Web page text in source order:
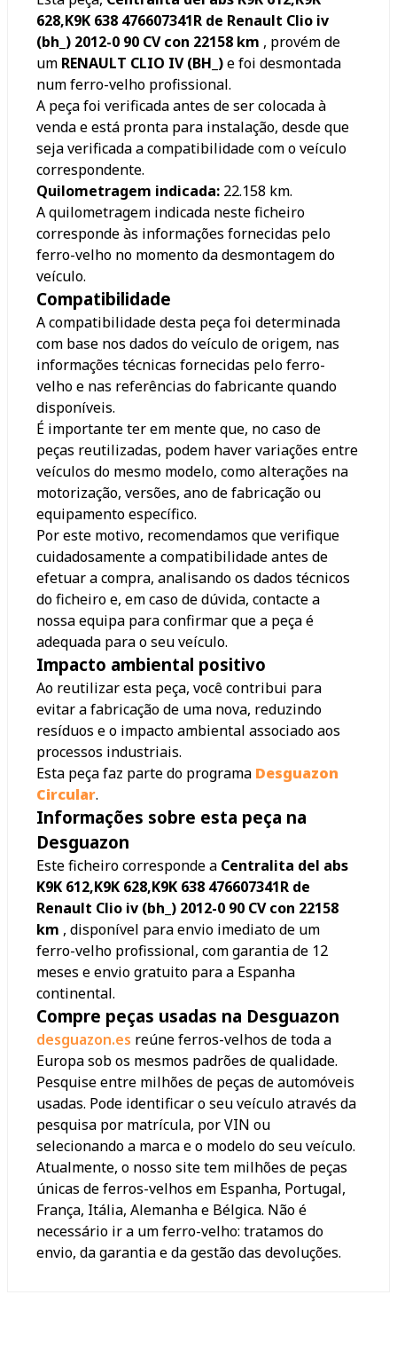
628,K9K 638 476607341R de Renault Clio iv
(bh_) 2012-0 90 CV con 22158 km , provém de
um RENAULT CLIO IV (BH_)e foi desmontada
num ferro-velho profissional.
A peça foi verificada antes de ser colocada à
venda e está pronta para instalação, desde que
seja verificada a compatibilidade com o veículo
correspondente.
Quilometragem indicada: 22.158 km.
A quilometragem indicada neste ficheiro
corresponde às informações fornecidas pelo
ferro-velho no momento da desmontagem do
veículo.
Compatibilidade
A compatibilidade desta peça foi determinada
com base nos dados do veículo de origem, nas
informações técnicas fornecidas pelo ferro-
velho e nas referências do fabricante quando
disponíveis.
É importante ter em mente que, no caso de
peças reutilizadas, podem haver variações entre
veículos do mesmo modelo, como alterações na
motorização, versões, ano de fabricação ou
equipamento específico.
Por este motivo, recomendamos que verifique
cuidadosamente a compatibilidade antes de
efetuar a compra, analisando os dados técnicos
do ficheiro e, em caso de dúvida, contacte a
nossa equipa para confirmar que a peça é
adequada para o seu veículo.
Impacto ambiental positivo
Ao reutilizar esta peça, você contribui para
evitar a fabricação de uma nova, reduzindo
resíduos e o impacto ambiental associado aos
processos industriais.
Esta peça faz parte do programa Desguazon
Circular.
Informações sobre esta peça na
Desguazon
Este ficheiro corresponde a Centralita del abs
K9K 612,K9K 628,K9K 638 476607341R de
Renault Clio iv (bh_) 2012-0 90 CV con 22158
km , disponível para envio imediato de um
ferro-velho profissional, com garantia de 12
meses e envio gratuito para a Espanha
continental.
Compre peças usadas na Desguazon
desguazon.es reúne ferros-velhos de toda a
Europa sob os mesmos padrões de qualidade.
Pesquise entre milhões de peças de automóveis
usadas. Pode identificar o seu veículo através da
pesquisa por matrícula, por VIN ou
selecionando a marca e o modelo do seu veículo.
Atualmente, o nosso site tem milhões de peças
únicas de ferros-velhos em Espanha, Portugal,
França, Itália, Alemanha e Bélgica. Não é
necessário ir a um ferro-velho: tratamos do
envio, da garantia e da gestão das devoluções.